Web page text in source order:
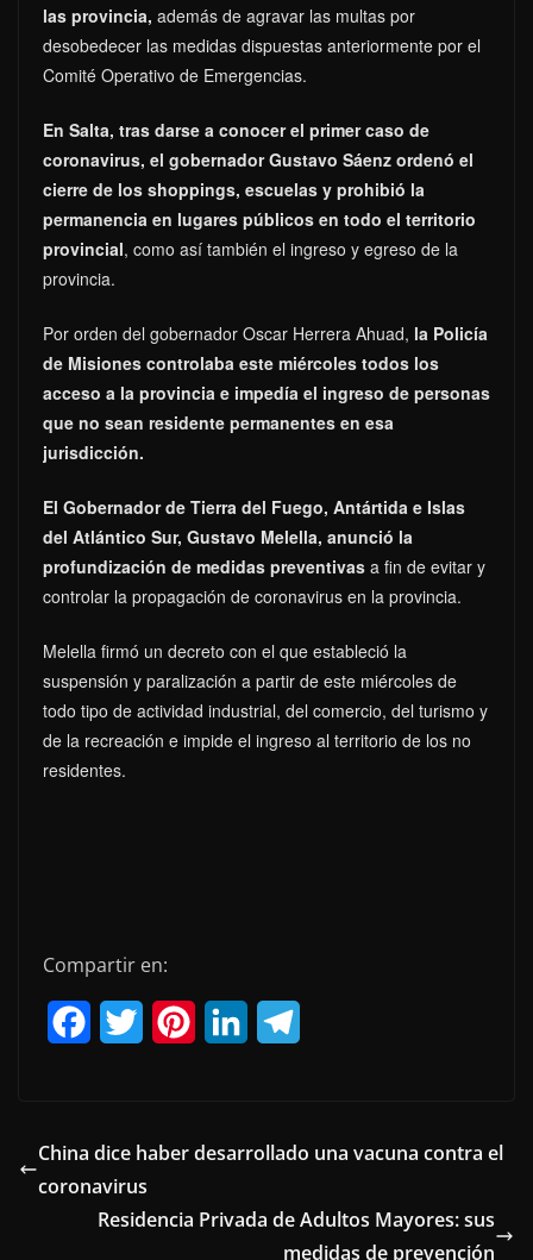
las provincia, además de agravar las multas por
desobedecer las medidas dispuestas anteriormente por el
Comité Operativo de Emergencias.
En Salta, tras darse a conocer el primer caso de
coronavirus, el gobernador Gustavo Sáenz ordenó el
cierre de los shoppings, escuelas y prohibió la
permanencia en lugares públicos en todo el territorio
provincial, como así también el ingreso y egreso de la
provincia.
Por orden del gobernador Oscar Herrera Ahuad, la Policía
de Misiones controlaba este miércoles todos los
acceso a la provincia e impedía el ingreso de personas
que no sean residente permanentes en esa
jurisdicción.
El Gobernador de Tierra del Fuego, Antártida e Islas
del Atlántico Sur, Gustavo Melella, anunció la
profundización de medidas preventivas a fin de evitar y
controlar la propagación de coronavirus en la provincia.
Melella firmó un decreto con el que estableció la
suspensión y paralización a partir de este miércoles de
todo tipo de actividad industrial, del comercio, del turismo y
de la recreación e impide el ingreso al territorio de los no
residentes.
Compartir en:
e
b
o
t
t
e
t
r
k
d
e
r
China dice haber desarrollado una vacuna contra el
coronavirus
Residencia Privada de Adultos Mayores: sus
medidas de prevención